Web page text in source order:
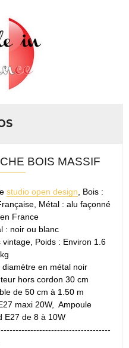
BOIS MASSIF
studio open design, Bois :
Métal : alu façonné
France
: noir ou blanc
Poids : Environ 1.6
kg
en métal noir
hors cordon 30 cm
de 50 cm à 1.50 m
maxi 20W, Ampoule
E27 de 8 à 10W